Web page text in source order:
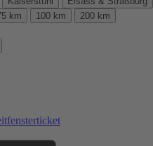
km 100 km
200 km